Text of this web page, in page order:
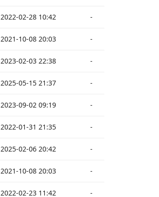
2022-02-28 10:42 -
2021-10-08 20:03 -
2023-02-03 22:38 -
2025-05-15 21:37 -
2023-09-02 09:19 -
2022-01-31 21:35 -
2025-02-06 20:42 -
2021-10-08 20:03 -
2022-02-23 11:42 -